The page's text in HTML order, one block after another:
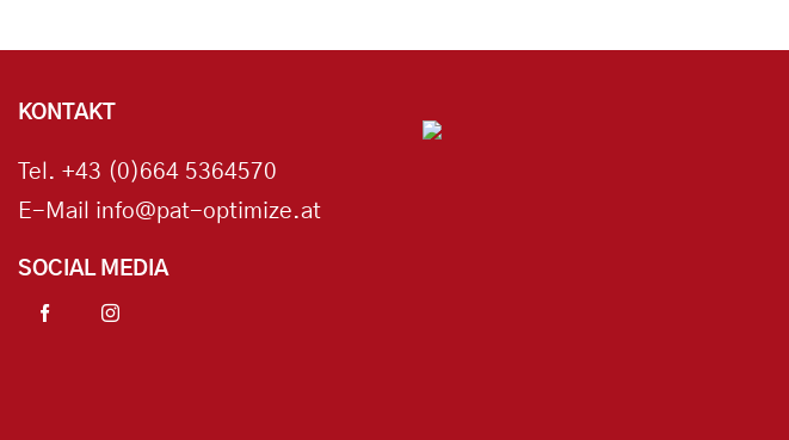
KONTAKT
Tel.+43 (0)664 5364570
E-Mail info@pat-optimize.at
SOCIAL MEDIA